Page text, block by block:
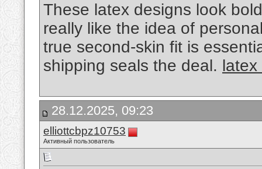
These latex designs look
really like the idea of
true second-skin fit is
shipping seals the deal. latex
28.12.2025, 09:23
elliottcbpz10753
Активный пользователь